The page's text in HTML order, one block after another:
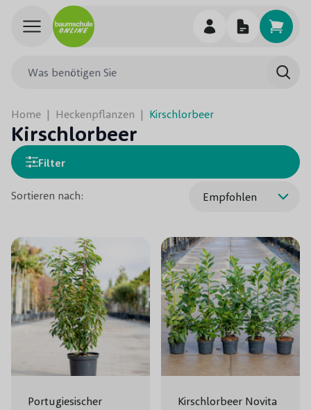
Skip to Content
Home | Heckenpflanzen | Kirschlorbeer
Kirschlorbeer
Filter
Sortieren nach:
Portugiesischer
Kirschlorbeer Novita